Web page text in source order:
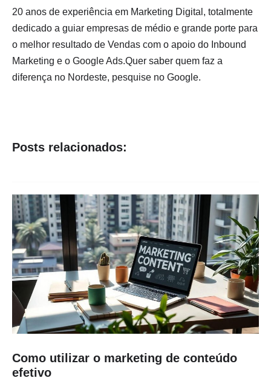
20 anos de experiência em Marketing Digital, totalmente
dedicado a guiar empresas de médio e grande porte para
o melhor resultado de Vendas com o apoio do Inbound
Marketing e o Google Ads.Quer saber quem faz a
diferença no Nordeste, pesquise no Google.
Posts relacionados:
Como utilizar o marketing de conteúdo
efetivo